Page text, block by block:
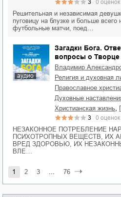
3 0 оценок
Решительная и независимая
пуговицу на блузке и больше всего
футбольные матчи, поед…
аудио
Загадки Бога.
вопросы о Творце
Владимир
религия и духовная
православное
духовные
христианская жизнь
3 0 оценок
НЕЗАКОННОЕ ПОТРЕБЛЕНИЕ
ПСИХОТРОПНЫХ ВЕЩЕСТВ, ИХ
ВРЕД ЗДОРОВЬЮ, ИХ
ВЛЕ…
1 2 3 ... 76